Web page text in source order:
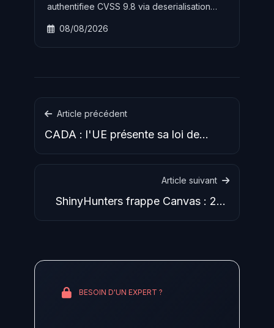
authentifiee CVSS 9.8 via deserialisation
facilite le vol de machine keys pour un
08/08/2026
Article précédent
CADA : l'UE présente sa loi de
souveraineté cloud et IA
Article suivant
ShinyHunters frappe Canvas : 275
millions d'élèves et
BESOIN D'UN EXPERT ?